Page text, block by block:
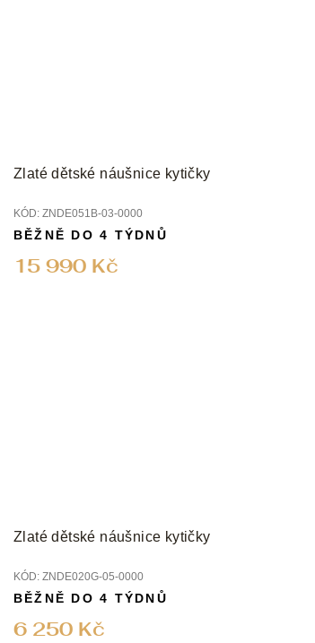
Zlaté dětské náušnice kytičky
KÓD: ZNDE051B-03-0000
15 990 Kč
BĚŽNĚ DO 4 TÝDNŮ
Zlaté dětské náušnice kytičky
KÓD: ZNDE020G-05-0000
6 250 Kč
BĚŽNĚ DO 4 TÝDNŮ